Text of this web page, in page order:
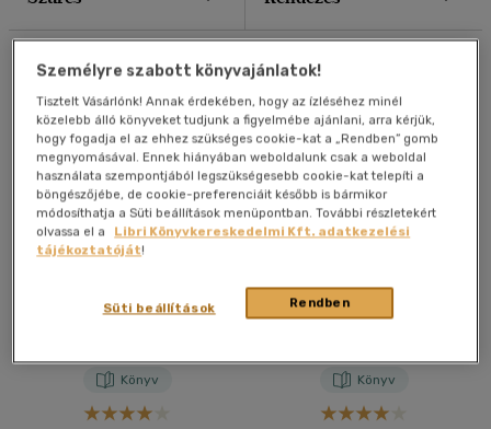
40 db / oldal
Alkalmaz
Könyv
Mákháború
Könyv
Személyre szabott könyvajánlatok!
Tisztelt Vásárlónk! Annak érdekében, hogy az ízléséhez minél
közelebb álló könyveket tudjunk a figyelmébe ajánlani, arra kérjük,
hogy fogadja el az ehhez szükséges cookie-kat a „Rendben” gomb
megnyomásával. Ennek hiányában weboldalunk csak a weboldal
használata szempontjából legszükségesebb cookie-kat telepíti a
böngészőjébe, de cookie-preferenciáit később is bármikor
módosíthatja a Süti beállítások menüpontban. További részletekért
olvassa el a
Libri Könyvkereskedelmi Kft. adatkezelési
tájékoztatóját!
Rendben
Süti beállítások